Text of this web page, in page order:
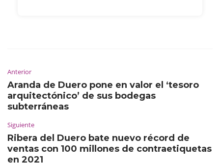
Anterior
Aranda de Duero pone en valor el ‘tesoro
arquitectónico’ de sus bodegas
subterráneas
Siguiente
Ribera del Duero bate nuevo récord de
ventas con 100 millones de contraetiquetas
en 2021